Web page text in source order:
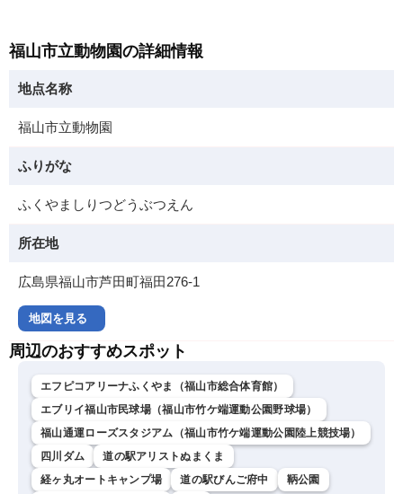
福山市立動物園の詳細情報
地点名称
福山市立動物園
ふりがな
ふくやましりつどうぶつえん
所在地
広島県福山市芦田町福田276-1
地図を見る
周辺のおすすめスポット
エフピコアリーナふくやま（福山市総合体育館）
エブリイ福山市民球場（福山市竹ケ端運動公園野球場）
福山通運ローズスタジアム（福山市竹ケ端運動公園陸上競技場）
四川ダム
道の駅アリストぬまくま
経ヶ丸オートキャンプ場
道の駅びんご府中
鞆公園